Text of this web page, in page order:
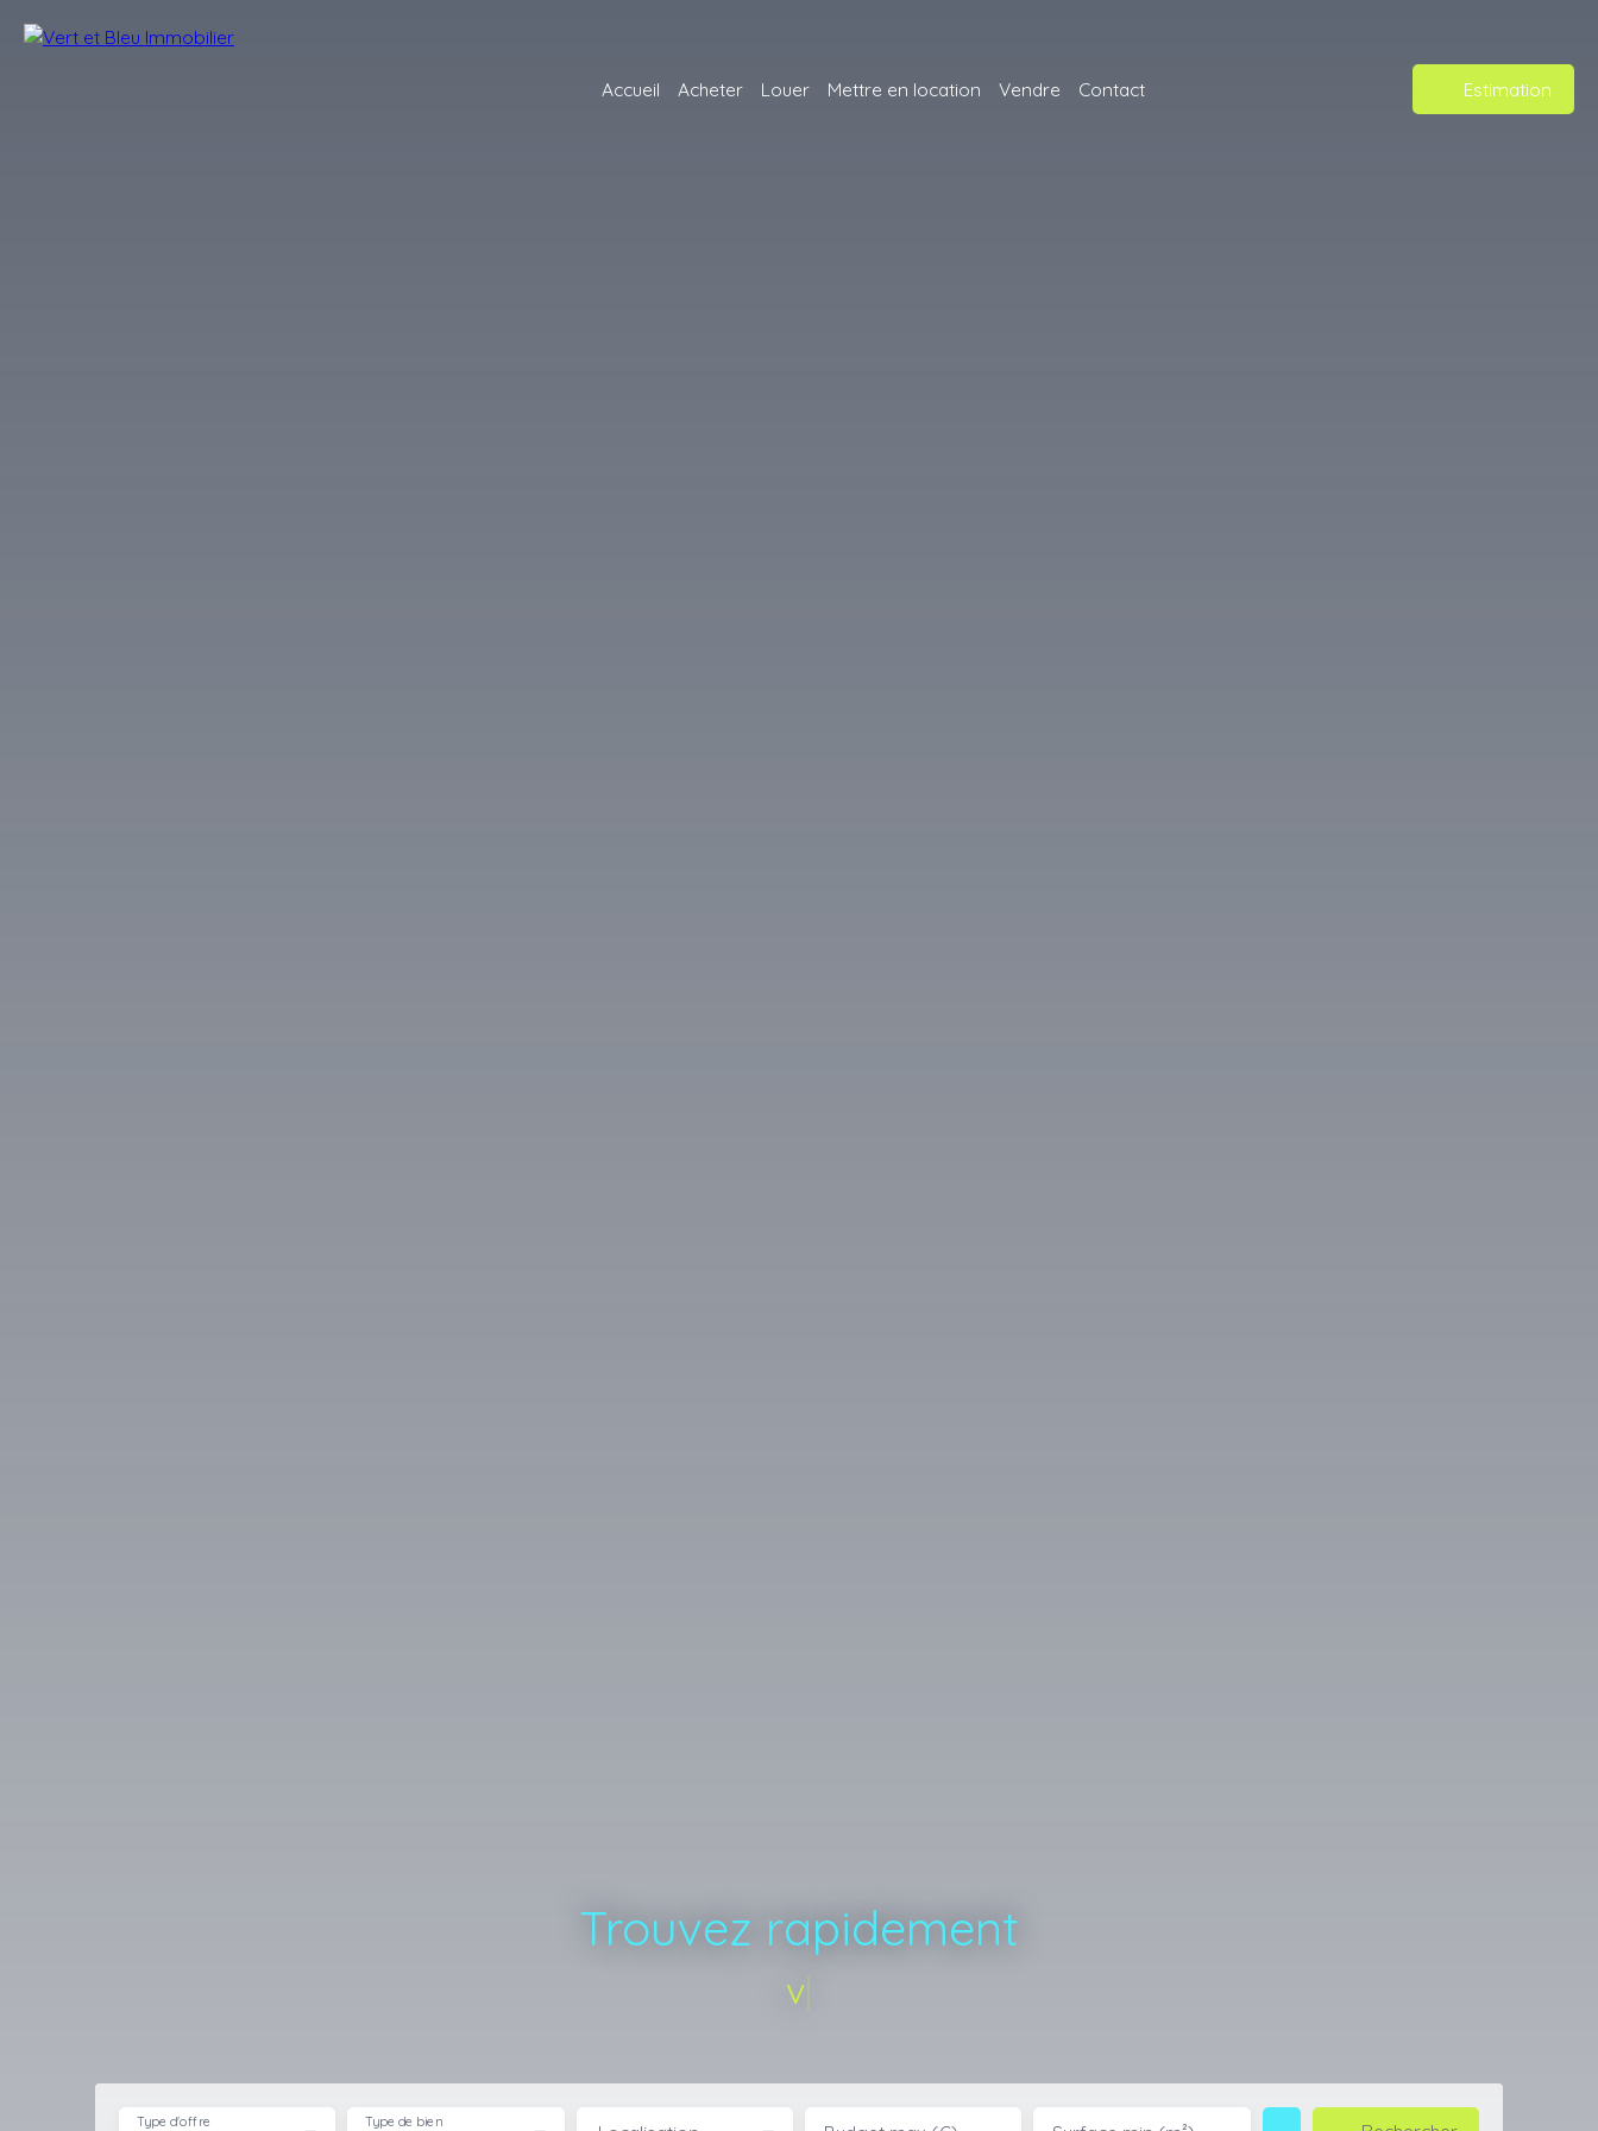
Accueil Acheter Louer Mettre en location Vendre Contact Estimation
Trouvez rapidement
votre app
Type d'offre Type de bien